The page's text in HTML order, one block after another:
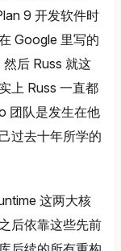
9 开发软件时
Google 里写的
后 Russ 就这
上 Russ 一直都
团队是发生在他
过去十年所学的
这两大核
后依靠这些先前